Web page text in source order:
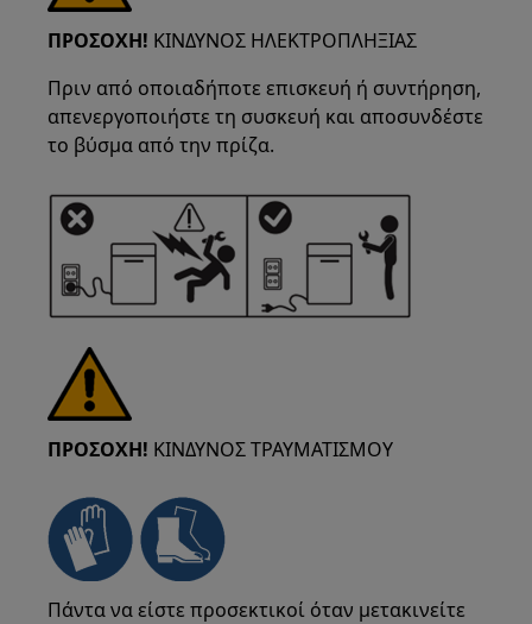
ΠΡΟΣΟΧΗ! ΚΙΝΔΥΝΟΣ ΗΛΕΚΤΡΟΠΛΗΞΙΑΣ
Πριν από οποιαδήποτε επισκευή ή συντήρηση,
απενεργοποιήστε τη συσκευή και αποσυνδέστε
το βύσμα από την πρίζα.
ΠΡΟΣΟΧΗ! ΚΙΝΔΥΝΟΣ ΤΡΑΥΜΑΤΙΣΜΟΥ
Πάντα να είστε προσεκτικοί όταν μετακινείτε